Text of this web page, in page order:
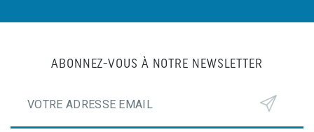
ABONNEZ-VOUS À NOTRE NEWSLETTER